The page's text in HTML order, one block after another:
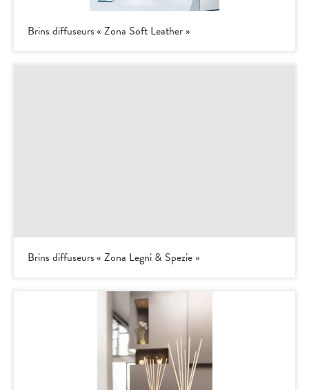
Brins diffuseurs « Zona Soft Leather »
Brins diffuseurs « Zona Legni & Spezie »